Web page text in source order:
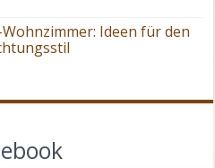
Ideen für den